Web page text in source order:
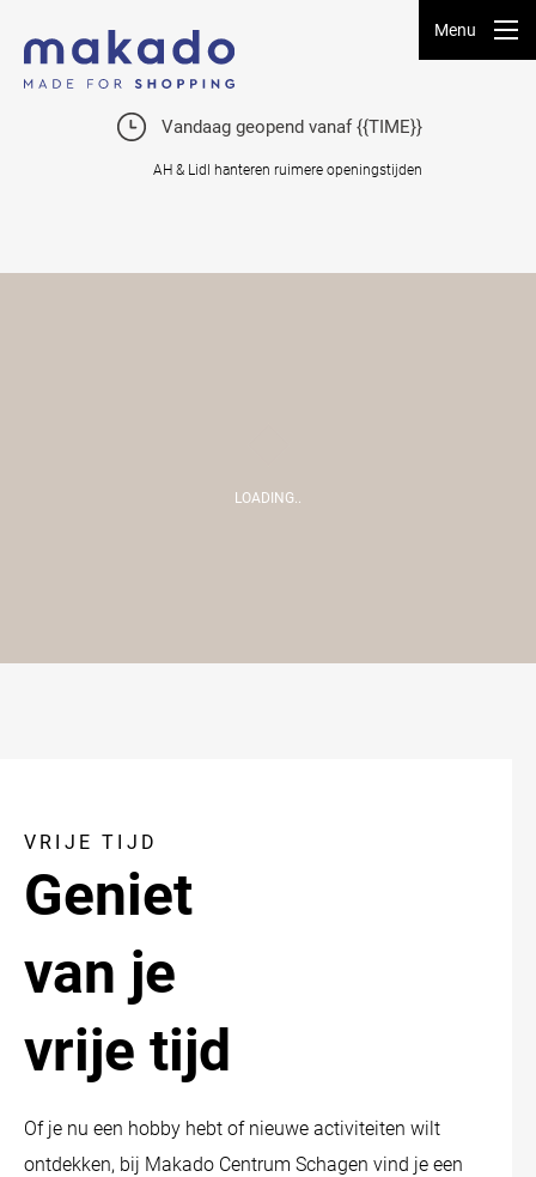
Menu
Vandaag geopend vanaf {{TIME}}
AH & Lidl hanteren ruimere openingstijden
LOADING..
VRIJE TIJD
Geniet
van je
vrije tijd
Of je nu een hobby hebt of nieuwe activiteiten wilt
ontdekken, bij Makado Centrum Schagen vind je een